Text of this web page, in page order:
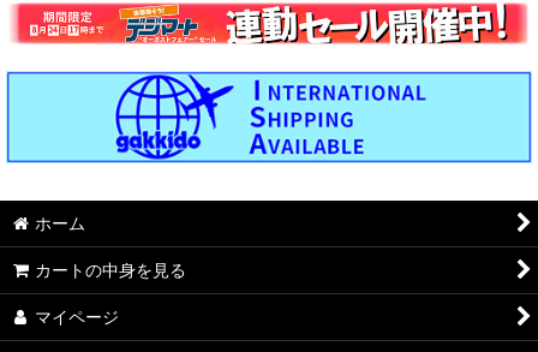
ホーム
カートの中身を見る
マイページ